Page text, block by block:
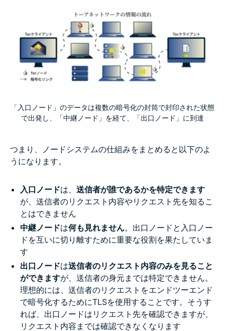
「入口ノード」のデータは複数の暗号化の封筒で封印された状態
で出発し、「中継ノード」を経て、「出口ノード」に到達
つまり、ノードシステムの仕組みをまとめると以下のよ
うになります。
入口ノードは、 送信者が誰であるかを特定できます
が、送信者のリクエスト内容やリクエスト先を知るこ
とはできません
中継ノードは何も見れません。出口ノードと入口ノー
ドを互いに切り離すために重要な役割を果たしていま
す
出口ノードは送信者のリクエスト内容のみを見ること
ができますが、送信者の身元までは特定できません。
理想的には、送信者のリクエストをエンドツーエンド
で暗号化するためにTLSを使用することです。そうす
れば、出口ノードはリクエスト先を確認できますが、
リクエスト内容までは確認できなくなります